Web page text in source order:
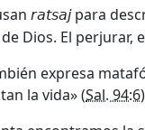
ratsajpara
Dios. El perjurar,
expresa
la vida» (Sal. 94:6